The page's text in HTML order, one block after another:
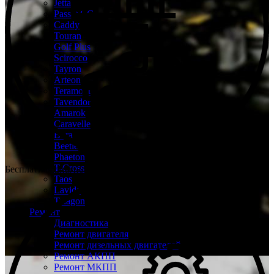
Jetta
Passat CC
Caddy
Touran
Golf Plus
Scirocco
Tayron
Arteon
Teramont
Tavendor
Amarok
Caravelle
Bora
Beetle
Phaeton
T-Cross
Taos
Lavida
Talagon
Ремонт
Диагностика
Ремонт двигателя
Ремонт дизельных двигателей
Ремонт АКПП
Ремонт МКПП
Бесплатная диагностика Volkswagen